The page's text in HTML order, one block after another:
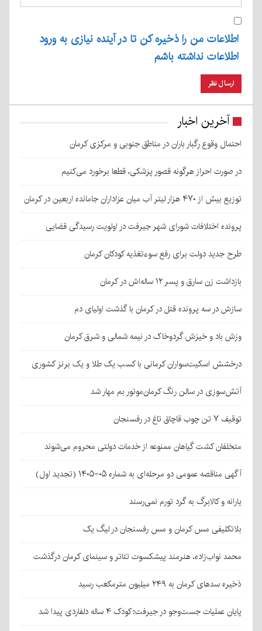
اطلاعات من را ذخیره کن تا در آینده نیازی به ورود
اطلاعات نداشته باشم
آخرین اخبار
احتمال وقوع رگبار باران در مناطق جنوبی و مرکزی کرمان
در صورت احراز هرگونه قصور پزشکی، قطعا برخورد می‌کنیم
توزیع بیش از ۴۷۰ هزار لیتر آب میان عزاداران جامانده اربعین در کرمان
پرونده اختلافات شورای شهر جیرفت در اولویت رسیدگی قضایی
طرح جدید دولت برای رفع سوءتغذیه کودکان کرمان
بازداشت زن سارق و پسر ۱۲ ساله‌اش در کرمان
سازش در سه پرونده قتل در کرمان با گذشت اولیای دم
وزش باد و خیزش گردوخاک در نیمه شمالی و شرق کرمان
درخشش اسکیت‌سواران کرمانی با کسب یک طلا و یک برنز کشوری
آتش‌سوزی در سالن رنگ کرمان‌موتور بم مهار شد
توقیف ۷ تن چوب قاچاق تاغ در رفسنجان
متخلفان کشت گیاهان ممنوعه از خدمات دولتی محروم می‌شوند
آگهی مناقصه عمومی دو مرحله‌ای به شماره ۰۵-۱۴۰۵ (تجدید اول)
یارانه و کالابرگ به گرد تورم نمی‌رسند
بلاتکلیفی مس کرمان و مس رفسنجان در لیگ یک
محمد نواب‌زاده، هنرمند پیشکسوت تئاتر و سینمای کرمان درگذشت
ذخیره سدهای کرمان به ۲۴۹ میلیون مترمکعب رسید
پایان عملیات جست‌وجو در جیرفت؛ کودک ۴ ساله دلفاردی پیدا شد